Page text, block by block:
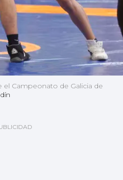
el Campeonato de Galicia de